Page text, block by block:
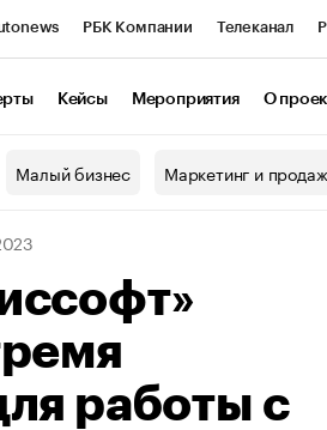
РБК Компании Телеканал
Кейсы Мероприятия О
Малый бизнес Маркетинг и
работы с